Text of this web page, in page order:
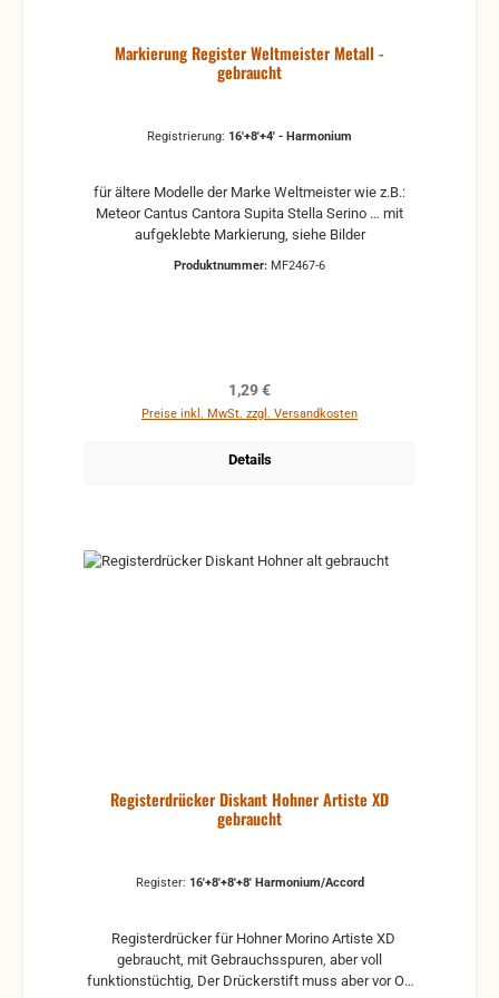
Markierung Register Weltmeister Metall -
gebraucht
Registrierung: 16'+8'+4' - Harmonium
für ältere Modelle der Marke Weltmeister wie z.B.:
Meteor Cantus Cantora Supita Stella Serino … mit
aufgeklebte Markierung, siehe Bilder
Produktnummer: MF2467-6
Regulärer Preis:
1,29 €
Preise inkl. MwSt. zzgl. Versandkosten
Details
Registerdrücker Diskant Hohner Artiste XD
gebraucht
Register: 16'+8'+8'+8' Harmonium/Accord
gebraucht, mit Gebrauchsspuren, aber voll
funktionstüchtig, Der Drückerstift muss aber vor Ort